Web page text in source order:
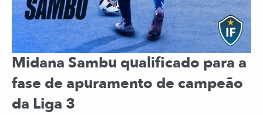
Midana Sambu qualificado para a
fase de apuramento de campeão
da Liga 3